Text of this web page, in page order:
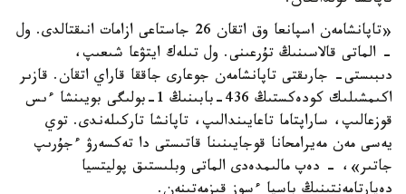
«تاپانشامەن اسپانعا وق اتقان 26 جاستاعى ازامات انىقتالدى. ول
- الماتى قالاسىنىڭ تۇرعىنى. ول تىلەك ايتۋعا شىعىپ،
دىبىستى- جارىقتى تاپانشامەن جوعارى جاققا قاراي اتقان. قازىر
اكىمشىلىك كودەكستىڭ 436-بابىنىڭ 1-بولىگى بويىنشا ءىس
قوزعالىپ، ساراپتاما تاعايىندالىپ، تاپانشا تاركىلەندى. توي
يەسى مەن مەيرامحانا قوجايىنىنا قاتىستى دا تەكسەرۋ ءجۇرىپ
جاتىر»، - دەپ مالىمدەدى الماتى وبلىستىق پوليتسيا